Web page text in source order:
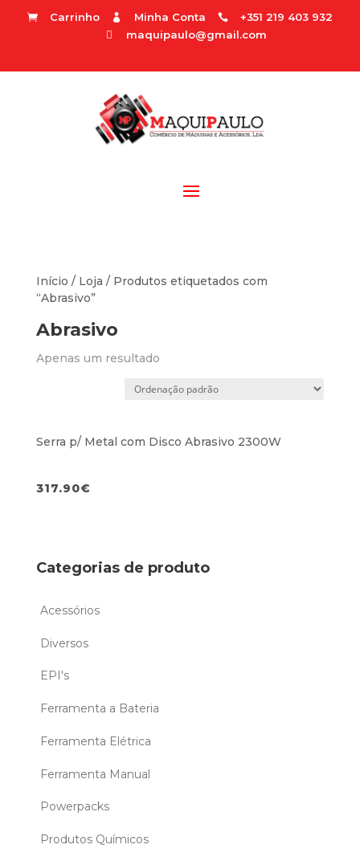
 Carrinho  Minha Conta  +351 219 403 932
 maquipaulo@gmail.com
Início / Loja / Produtos etiquetados com
“Abrasivo”
Abrasivo
Apenas um resultado
Serra p/ Metal com Disco Abrasivo 2300W
317.90€
Categorias de produto
Acessórios
Diversos
EPI's
Ferramenta a Bateria
Ferramenta Elétrica
Ferramenta Manual
Powerpacks
Produtos Químicos